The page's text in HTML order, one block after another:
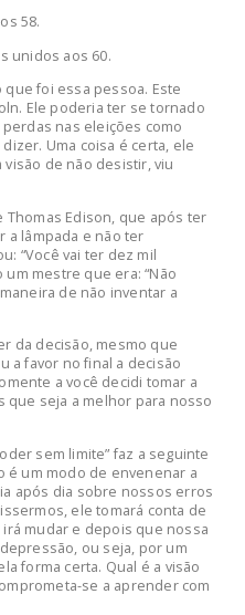
58.
unidos aos 60.
foi essa pessoa. Este
Ele poderia ter se tornado
nas eleições como
Uma coisa é certa, ele
de não desistir, viu
Edison, que após ter
a lâmpada e não ter
“Você vai ter dez mil
mestre que era: “Não
de não inventar a
da decisão, mesmo que
a favor no final a decisão
a você decidi tomar a
que seja a melhor para nosso
sem limite” faz a seguinte
é um modo de envenenar a
após dia sobre nossos erros
ele tomará conta de
mudar e depois que nossa
ou seja, por um
forma certa. Qual é a visão
se a aprender com